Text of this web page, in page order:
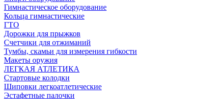
Гимнастическое оборудование
Кольца гимнастические
ГТО
Дорожки для прыжков
Счетчики для отжиманий
Тумбы, скамьи для измерения гибкости
Макеты оружия
ЛЕГКАЯ АТЛЕТИКА
Стартовые колодки
Шиповки легкоатлетические
Эстафетные палочки